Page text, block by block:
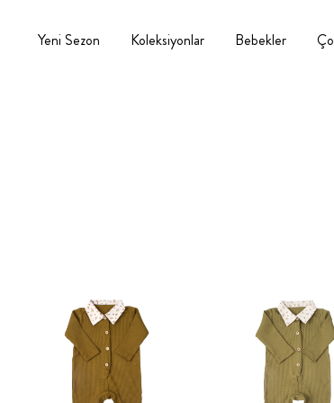
Yeni Sezon Koleksiyonlar Bebekler